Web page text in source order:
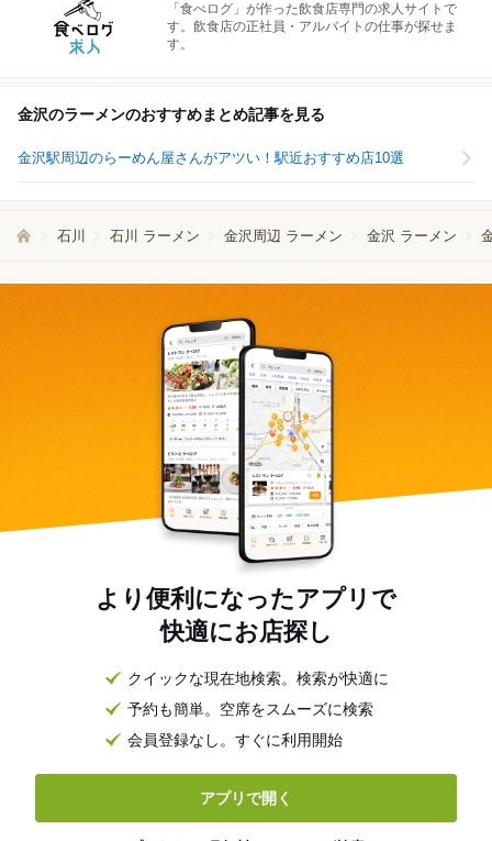
「食べログ」が作った飲食店専門の求人サイトで
す。飲食店の正社員・アルバイトの仕事が探せま
す。
金沢のラーメンのおすすめまとめ記事を見る
金沢駅周辺のらーめん屋さんがアツい！駅近おすすめ店10選
石川 石川 ラーメン 金沢周辺 ラーメン 金沢 ラーメン
より便利になったアプリで
快適にお店探し
クイックな現在地検索。検索が快適に
予約も簡単。空席をスムーズに検索
会員登録なし。すぐに利用開始
アプリで開く